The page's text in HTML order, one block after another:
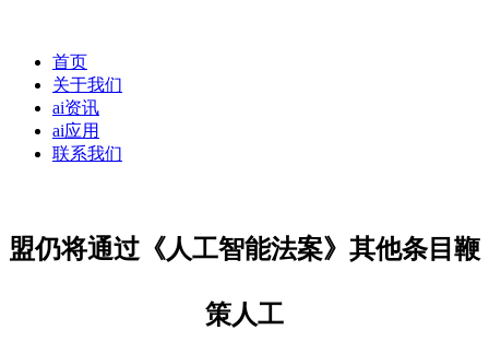
首页
关于我们
ai资讯
ai应用
联系我们
盟仍将通过《人工智能法案》其他条目鞭
策人工